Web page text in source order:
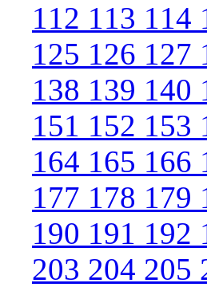
112 113 114
125 126 127
138 139 140
151 152 153
164 165 166
177 178 179
190 191 192
203 204 205